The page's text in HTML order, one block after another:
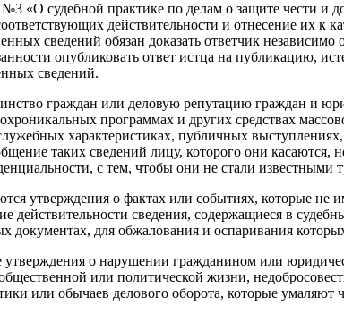
судебной практике по делам о защите чести и
действительности и отнесение их к
сведений обязан доказать ответчик
опубликовать ответ истца на публикацию,
сведений.
граждан или деловую репутацию граждан и
программах и других средствах
характеристиках, публичных
таких сведений лицу, которого они
с тем, чтобы они не стали известными
утверждения о фактах или событиях, которые не
действительности сведения, содержащиеся в
для обжалования и оспаривания
о нарушении гражданином или
или политической жизни,
или обычаев делового оборота, которые